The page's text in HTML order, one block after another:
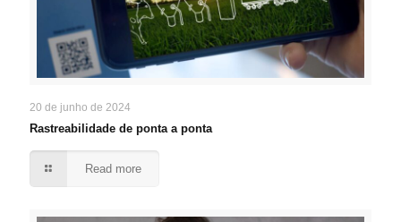
20 de junho de 2024
Rastreabilidade de ponta a ponta
Read more